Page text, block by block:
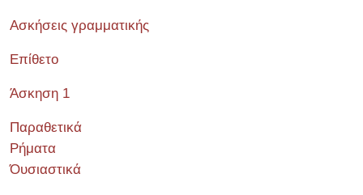
Ασκήσεις γραμματικής
Επίθετο
Άσκηση 1
Παραθετικά
Ρήματα
Όυσιαστικά